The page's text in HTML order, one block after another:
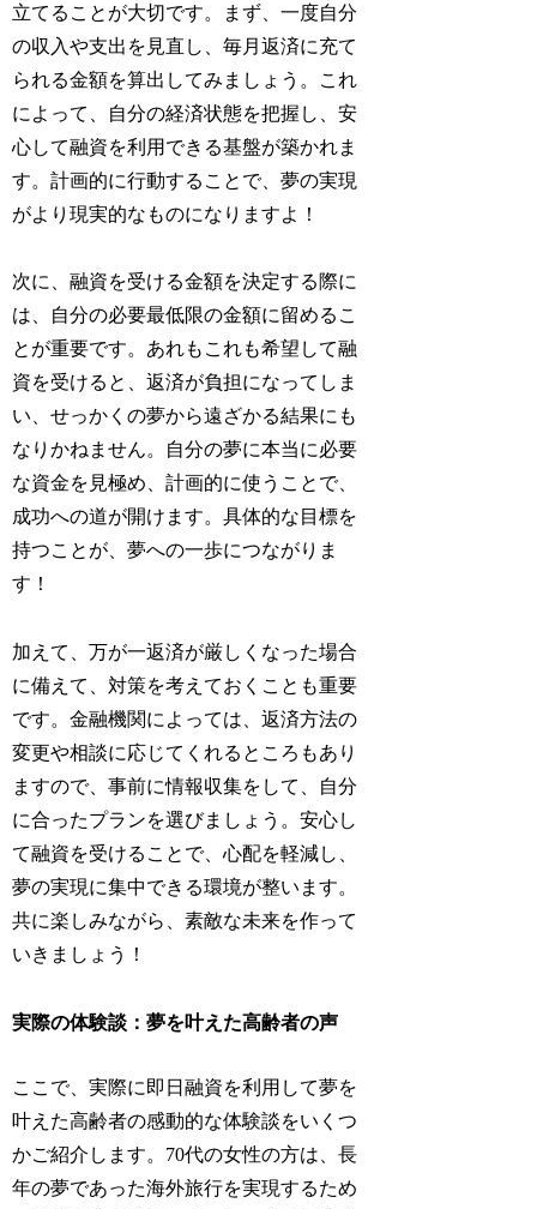
立てることが大切です。まず、一度自分
の収入や支出を見直し、毎月返済に充て
られる金額を算出してみましょう。これ
によって、自分の経済状態を把握し、安
心して融資を利用できる基盤が築かれま
す。計画的に行動することで、夢の実現
がより現実的なものになりますよ！
次に、融資を受ける金額を決定する際に
は、自分の必要最低限の金額に留めるこ
とが重要です。あれもこれも希望して融
資を受けると、返済が負担になってしま
い、せっかくの夢から遠ざかる結果にも
なりかねません。自分の夢に本当に必要
な資金を見極め、計画的に使うことで、
成功への道が開けます。具体的な目標を
持つことが、夢への一歩につながりま
す！
加えて、万が一返済が厳しくなった場合
に備えて、対策を考えておくことも重要
です。金融機関によっては、返済方法の
変更や相談に応じてくれるところもあり
ますので、事前に情報収集をして、自分
に合ったプランを選びましょう。安心し
て融資を受けることで、心配を軽減し、
夢の実現に集中できる環境が整います。
共に楽しみながら、素敵な未来を作って
いきましょう！
実際の体験談：夢を叶えた高齢者の声
ここで、実際に即日融資を利用して夢を
叶えた高齢者の感動的な体験談をいくつ
かご紹介します。70代の女性の方は、長
年の夢であった海外旅行を実現するため